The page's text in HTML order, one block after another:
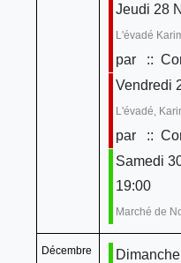
Jeudi 28
L'évadé
par
::
Vendredi
L'évadé,
par
::
Samedi
19:00
Marché de
Décembre